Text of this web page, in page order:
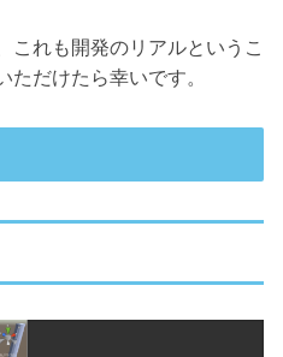
これも開発のリアルというこ
ただけたら幸いです。